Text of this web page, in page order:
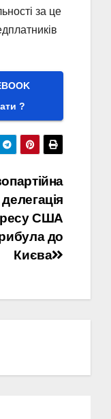
за це
?
делегація
США
до
Києва